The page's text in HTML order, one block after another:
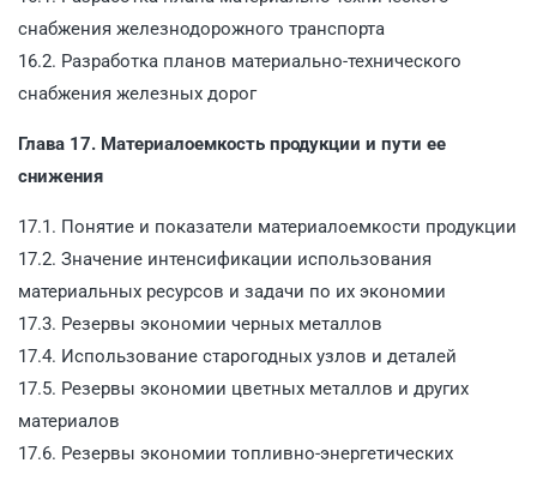
снабжения железнодорожного транспорта
16.2. Разработка планов материально-технического
снабжения железных дорог
Глава 17. Материалоемкость продукции и пути ее
снижения
17.1. Понятие и показатели материалоемкости продукции
17.2. Значение интенсификации использования
материальных ресурсов и задачи по их экономии
17.3. Резервы экономии черных металлов
17.4. Использование старогодных узлов и деталей
17.5. Резервы экономии цветных металлов и других
материалов
17.6. Резервы экономии топливно-энергетических